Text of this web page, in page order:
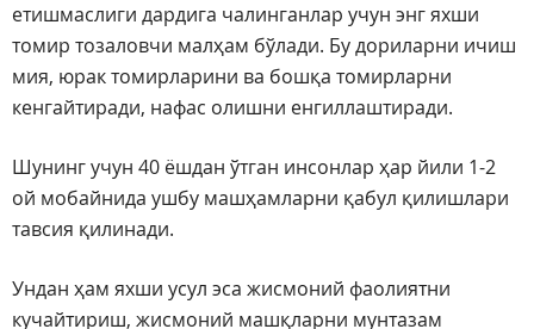
етишмаслиги дардига чалинганлар учун энг яхши
томир тозаловчи малҳам бўлади. Бу дориларни ичиш
мия, юрак томирларини ва бошқа томирларни
кенгайтиради, нафас олишни енгиллаштиради.
Шунинг учун 40 ёшдан ўтган инсонлар ҳар йили 1-2
ой мобайнида ушбу машҳамларни қабул қилишлари
тавсия қилинади.
Ундан ҳам яхши усул эса жисмоний фаолиятни
кучайтириш, жисмоний машқларни мунтазам